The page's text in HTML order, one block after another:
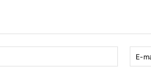
Nome:*